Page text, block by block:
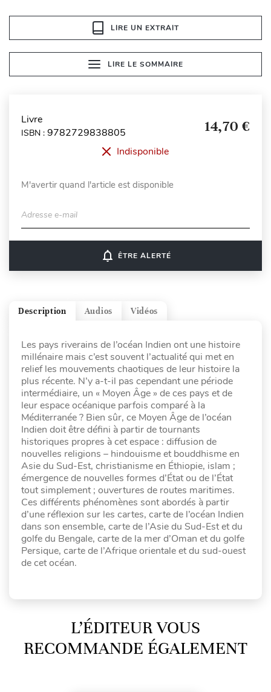
LIRE UN EXTRAIT
LIRE LE SOMMAIRE
Livre
ISBN : 9782729838805 14,70 €
Indisponible
M'avertir quand l'article est disponible
Adresse e-mail
notifications_none ÊTRE ALERTÉ
Vidéos
Audios
Description
Les pays riverains de l’océan Indien ont une histoire
millénaire mais c’est souvent l’actualité qui met en
relief les mouvements chaotiques de leur histoire la
plus récente. N’y a-t-il pas cependant une période
intermédiaire, un « Moyen Âge » de ces pays et de
leur espace océanique parfois comparé à la
Méditerranée ? Bien sûr, ce Moyen Âge de l’océan
Indien doit être défini à partir de tournants
historiques propres à cet espace : diffusion de
nouvelles religions – hindouisme et bouddhisme en
Asie du Sud-Est, christianisme en Éthiopie, islam ;
émergence de nouvelles formes d’État ou de l’État
tout simplement ; ouvertures de routes maritimes.
Ces différents phénomènes sont abordés à partir
d’une réflexion sur les cartes, carte de l’océan Indien
dans son ensemble, carte de l’Asie du Sud-Est et du
golfe du Bengale, carte de la mer d’Oman et du golfe
Persique, carte de l’Afrique orientale et du sud-ouest
de cet océan.
L’ÉDITEUR VOUS
RECOMMANDE ÉGALEMENT